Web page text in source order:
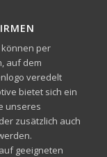
können per
auf dem
veredelt
bietet sich ein
unseres
zusätzlich auch
geeigneten